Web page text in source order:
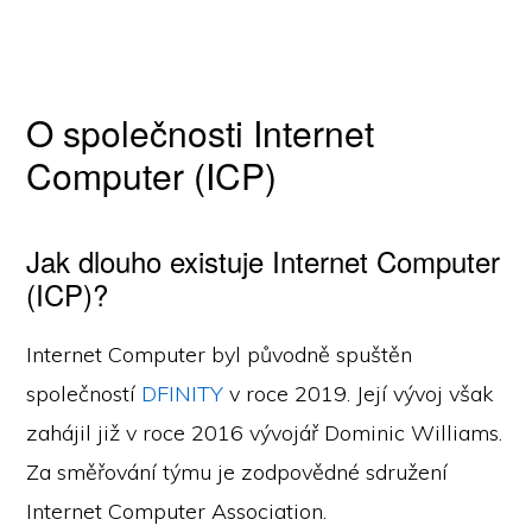
O společnosti Internet
Computer (ICP)
Jak dlouho existuje Internet Computer
(ICP)?
Internet Computer byl původně spuštěn
společností DFINITY v roce 2019. Její vývoj však
zahájil již v roce 2016 vývojář Dominic Williams.
Za směřování týmu je zodpovědné sdružení
Internet Computer Association.